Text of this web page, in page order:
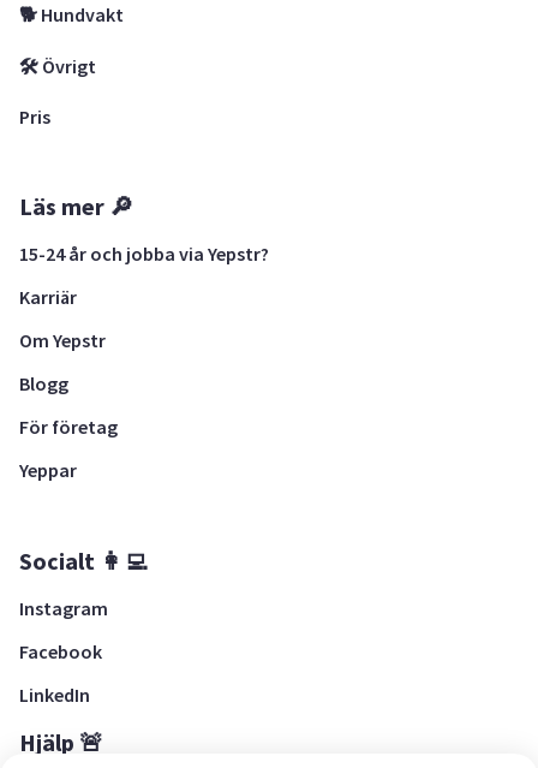
🐕 Hundvakt
🛠 Övrigt
Pris
Läs mer 🔎
15-24 år och jobba via Yepstr?
Karriär
Om Yepstr
Blogg
För företag
Yeppar
Socialt 👩‍💻
Instagram
Facebook
LinkedIn
Hjälp 🚨